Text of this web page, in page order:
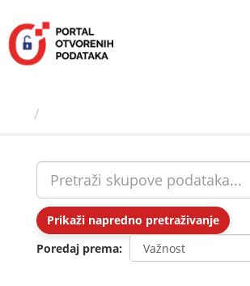
sadržaj
Prikaži napredno pretraživanje
Poredaj prema